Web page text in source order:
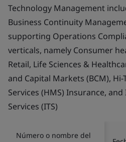
Technology Management
Business Continuity
supporting Operations
verticals, namely Consumer
Retail, Life Sciences &
and Capital Markets (BCM),
Services (HMS) Insurance,
Services (ITS)
Número o nombre del